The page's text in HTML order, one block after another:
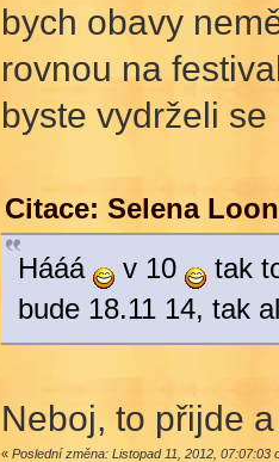
bych obavy
rovnou na
byste vydrželi
Citace: Selena
Hááá
v 10
tak
bude 18.11 14, tak
Neboj, to přijde
« Poslední změna: Listopad 11, 2012, 07:07:03